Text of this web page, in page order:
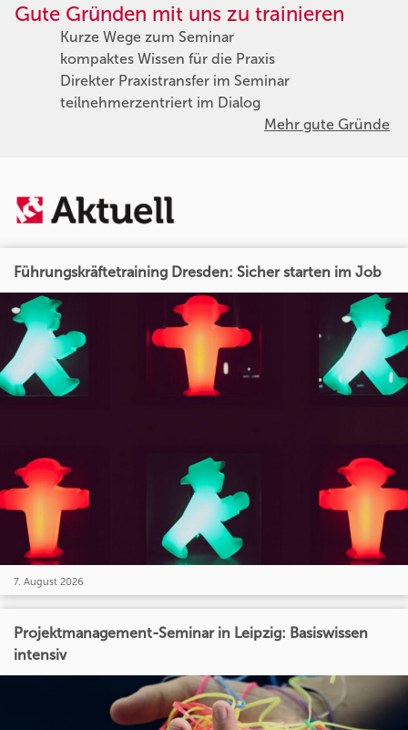
Gute Gründen mit uns zu trainieren
Kurze Wege zum Seminar
kompaktes Wissen für die Praxis
Direkter Praxistransfer im Seminar
teilnehmerzentriert im Dialog
Mehr gute Gründe
Führungskräftetraining Dresden: Sicher starten im Job
7. August 2026
Projektmanagement-Seminar in Leipzig: Basiswissen
intensiv